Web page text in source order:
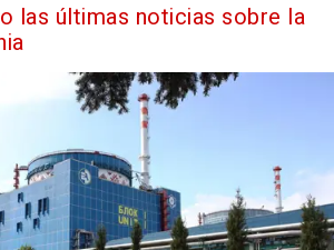
las últimas noticias sobre la